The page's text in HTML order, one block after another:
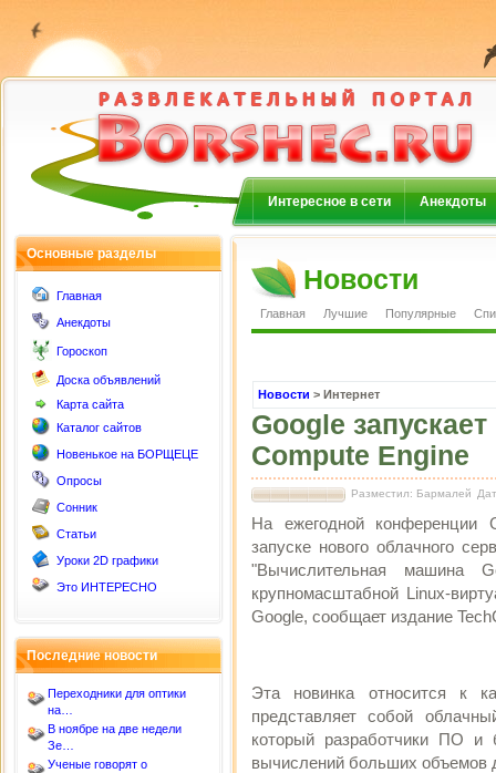
Интересное в сети Анекдоты
Основные разделы
Главная
Анекдоты
Гороскоп
Доска объявлений
Карта сайта
Каталог сайтов
Новенькое на БОРЩЕЦЕ
Опросы
Сонник
Статьи
Уроки 2D графики
Это ИНТЕРЕСНО
Последние новости
Переходники для оптики
на…
В ноябре на две недели
Зе…
Ученые говорят о
Новости
Главная Лучшие Популярные
Новости > Интернет
Google
Compute Engine
Разместил: Бармалей
На ежегодной конференции
запуске нового облачного
"Вычислительная машина
крупномасштабной Linux-
Google, сообщает издание
Эта новинка относится к
представляет собой
который разработчики ПО и
вычислений больших объемов